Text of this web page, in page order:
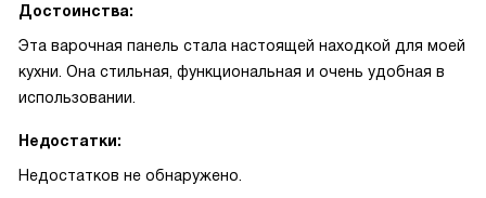
Достоинства:
Эта варочная панель стала настоящей находкой для моей
кухни. Она стильная, функциональная и очень удобная в
использовании.
Недостатки:
Недостатков не обнаружено.